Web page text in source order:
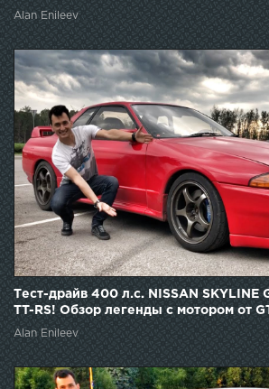
Alan Enileev
Тест-драйв 400 л.с. NISSAN SKYLINE
TT-RS! Обзор легенды с мотором от
Alan Enileev